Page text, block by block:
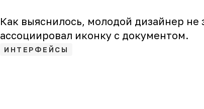
Как выяснилось, молодой дизайнер не
ассоциировал иконку с документом.
ИНТЕРФЕЙСЫ